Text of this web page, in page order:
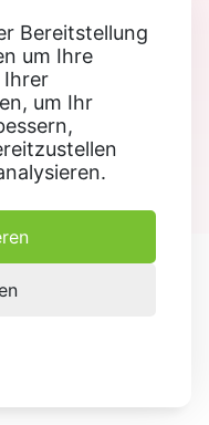
Bereitstellung
um Ihre
Ihrer
um Ihr
Komprimieren
und